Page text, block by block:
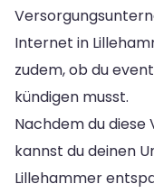
Internet in
zudem, ob du
kündigen musst.
Nachdem du
kannst du deinen
Lillehammer